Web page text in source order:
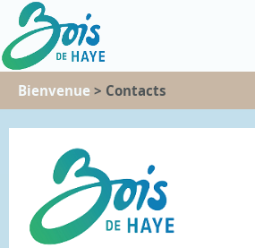
Bienvenue > Contacts